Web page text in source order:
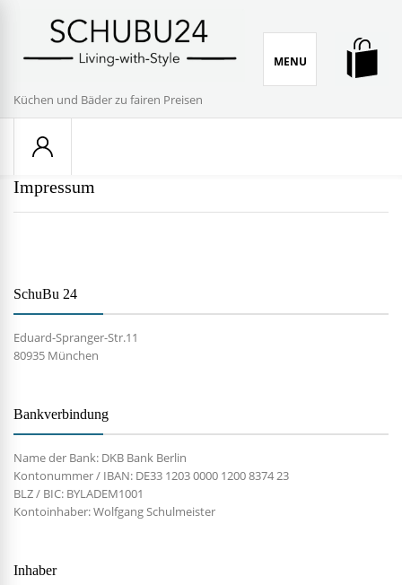
Küchen und Bäder zu fairen Preisen
MENU
Impressum
SchuBu 24
Eduard-Spranger-Str.11
80935 München
Bankverbindung
Name der Bank: DKB Bank Berlin
Kontonummer / IBAN: DE33 1203 0000 1200 8374 23
BLZ / BIC: BYLADEM1001
Kontoinhaber: Wolfgang Schulmeister
Inhaber